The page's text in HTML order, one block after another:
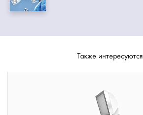
Также интересуются